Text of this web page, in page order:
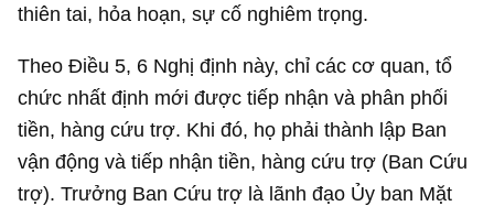
thiên tai, hỏa hoạn, sự cố nghiêm trọng.
Theo Điều 5, 6 Nghị định này, chỉ các cơ quan, tổ
chức nhất định mới được tiếp nhận và phân phối
tiền, hàng cứu trợ. Khi đó, họ phải thành lập Ban
vận động và tiếp nhận tiền, hàng cứu trợ (Ban Cứu
trợ). Trưởng Ban Cứu trợ là lãnh đạo Ủy ban Mặt